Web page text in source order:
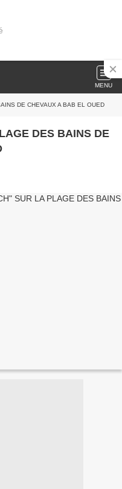
MENU
DE CHEVAUX A BAB EL OUED
DES BAINS DE